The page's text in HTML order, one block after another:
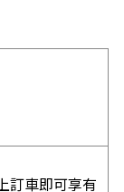
訂車即可享有